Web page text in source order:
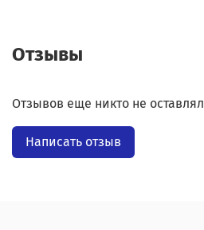
Отзывы
Отзывов еще никто не оставлял
Написать отзыв